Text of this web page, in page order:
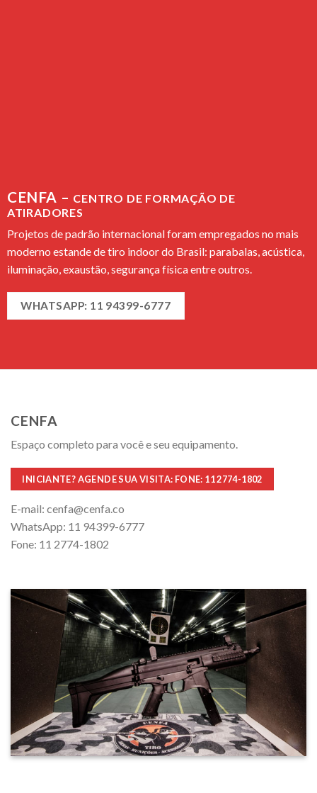
CENFA – CENTRO DE FORMAÇÃO DE
ATIRADORES
Projetos de padrão internacional foram empregados no mais
moderno estande de tiro indoor do Brasil: parabalas, acústica,
iluminação, exaustão, segurança física entre outros.
WHATSAPP: 11 94399-6777
CENFA
Espaço completo para você e seu equipamento.
INICIANTE? AGENDE SUA VISITA: FONE: 11 2774-1802
E-mail: cenfa@cenfa.co
WhatsApp: 11 94399-6777
Fone: 11 2774-1802